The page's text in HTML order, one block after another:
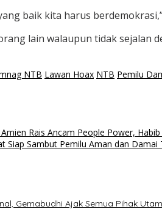
baik kita harus
lain walaupun tidak sejalan
NTB Lawan Hoax NTB Pemilu
Rais Ancam People Power,
Siap Sambut Pemilu Aman dan Damai
Gemabudhi Ajak Semua Pihak